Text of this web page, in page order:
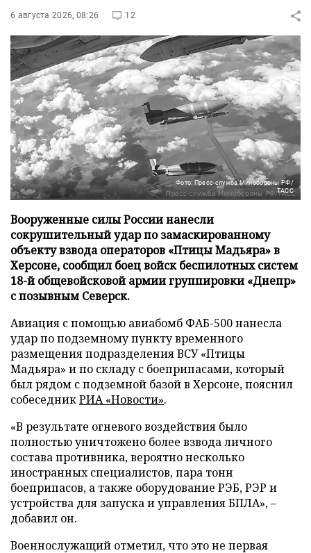
6 августа 2026, 08:26 12
Фото: Пресс-служба Минобороны РФ/
ТАСС
Вооруженные силы России нанесли
сокрушительный удар по замаскированному
объекту взвода операторов «Птицы Мадьяра» в
Херсоне, сообщил боец войск беспилотных систем
18-й общевойсковой армии группировки «Днепр»
с позывным Северск.
Авиация с помощью авиабомб ФАБ-500 нанесла
удар по подземному пункту временного
размещения подразделения ВСУ «Птицы
Мадьяра» и по складу с боеприпасами, который
был рядом с подземной базой в Херсоне, пояснил
собеседникРИА «Новости».
«В результате огневого воздействия было
полностью уничтожено более взвода личного
состава противника, вероятно несколько
иностранных специалистов, пара тонн
боеприпасов, а также оборудование РЭБ, РЭР и
устройства для запуска и управления БПЛА», –
добавил он.
Военнослужащий отметил, что это не первая